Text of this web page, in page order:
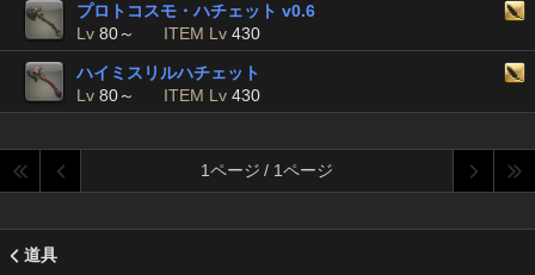
プロトコスモ・ハチェット v0.6
Lv 80～ ITEM Lv 430
ハイミスリルハチェット
Lv 80～ ITEM Lv 430
1ページ / 1ページ
道具